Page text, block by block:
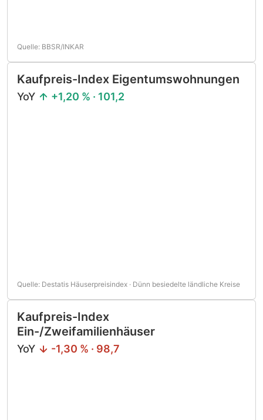
Quelle: BBSR/INKAR
Kaufpreis-Index Eigentumswohnungen
YoY +1,20 % · 101,2
Quelle: Destatis Häuserpreisindex · Dünn besiedelte ländliche Kreise
Kaufpreis-Index
Ein-/Zweifamilienhäuser
YoY -1,30 % · 98,7